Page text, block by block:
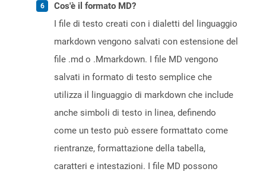
Cos'è il formato MD?
I file di testo creati con i dialetti del linguaggio
markdown vengono salvati con estensione del
file .md o .Mmarkdown. I file MD vengono
salvati in formato di testo semplice che
utilizza il linguaggio di markdown che include
anche simboli di testo in linea, definendo
come un testo può essere formattato come
rientranze, formattazione della tabella,
caratteri e intestazioni. I file MD possono